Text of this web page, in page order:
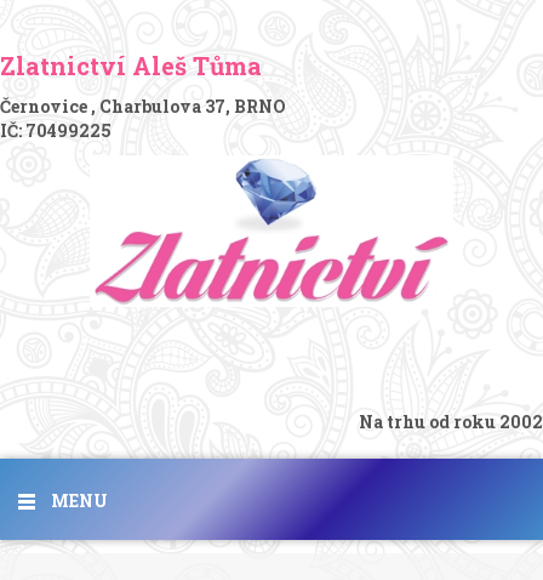
Zlatnictví Aleš Tůma
Černovice , Charbulova 37, BRNO
IČ: 70499225
Na trhu od roku 2002
MENU